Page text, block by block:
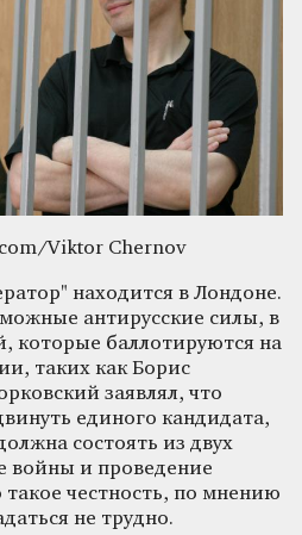
Viktor Chernov
находится в Лондоне.
антирусские силы, в
которые баллотируются на
таких как Борис
заявлял, что
единого кандидата,
состоять из двух
войны и проведение
честность, по мнению
не трудно.